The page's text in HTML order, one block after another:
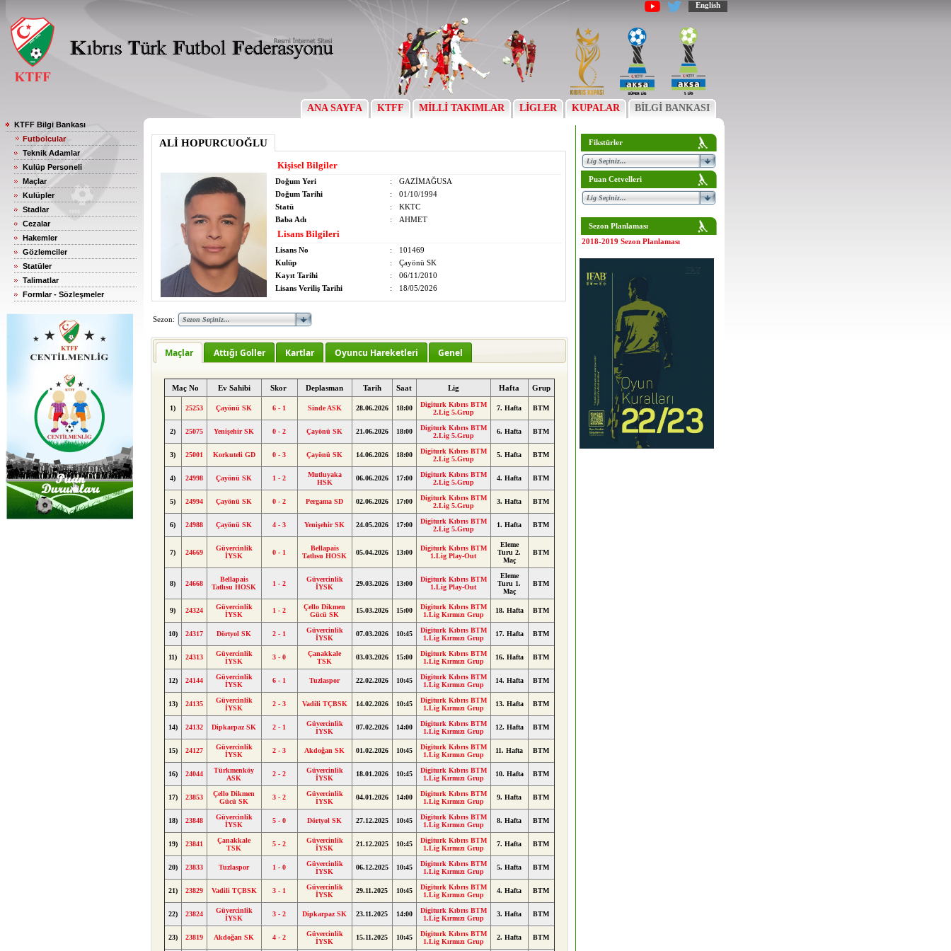
English
ANA SAYFA KTFF MİLLİ TAKIMLAR LİGLER KUPALAR BİLGİ BANKASI
KTFF Bilgi Bankası
Futbolcular
Teknik Adamlar
Kulüp Personeli
Maçlar
Kulüpler
Stadlar
Cezalar
Hakemler
Gözlemciler
Statüler
Talimatlar
Formlar - Sözleşmeler
ALİ HOPURCUOĞLU
Kişisel Bilgiler
Doğum Yeri :
GAZİMAĞUSA
Doğum Tarihi
:
01/10/1994
Statü
:
KKTC
Baba Adı
: AHMET
Lisans Bilgileri
Lisans No :
101469
Kulüp
:
Çayönü SK
Kayıt Tarihi
:
06/11/2010
Lisans Veriliş Tarihi
: 18/05/2026
Sezon:
Maçlar Attığı Goller Kartlar Oyuncu Hareketleri Genel
Maç No Ev Sahibi Skor Deplasman Tarih Saat Lig Hafta Grup
1) 25253 Çayönü SK 6 - 1 Sinde ASK 28.06.2026 18:00
Digiturk Kıbrıs BTM
2.Lig 5.Grup
7. Hafta BTM
2) 25075 Yenişehir SK 0 - 2 Çayönü SK 21.06.2026 18:00
Digiturk Kıbrıs BTM
2.Lig 5.Grup
6. Hafta BTM
3) 25001 Korkuteli GD 0 - 3 Çayönü SK 14.06.2026 18:00
Digiturk Kıbrıs BTM
2.Lig 5.Grup
5. Hafta BTM
4) 24998 Çayönü SK 1 - 2
Mutluyaka
HSK
06.06.2026 17:00
Digiturk Kıbrıs BTM
2.Lig 5.Grup
4. Hafta BTM
5) 24994 Çayönü SK 0 - 2 Pergama SD 02.06.2026 17:00
Digiturk Kıbrıs BTM
2.Lig 5.Grup
3. Hafta BTM
6) 24988 Çayönü SK 4 - 3 Yenişehir SK 24.05.2026 17:00
Digiturk Kıbrıs BTM
2.Lig 5.Grup
1. Hafta BTM
7) 24669
Güvercinlik
İYSK
0 - 1
Bellapais
Tatlısu HOSK
05.04.2026 13:00
Digiturk Kıbrıs BTM
1.Lig Play-Out
Eleme
Turu 2.
Maç
BTM
8) 24668
Bellapais
Tatlısu HOSK
1 - 2
Güvercinlik
İYSK
29.03.2026 13:00
Digiturk Kıbrıs BTM
1.Lig Play-Out
Eleme
Turu 1.
Maç
BTM
9) 24324
Güvercinlik
İYSK
1 - 2
Çello Dikmen
Gücü SK
15.03.2026 15:00
Digiturk Kıbrıs BTM
1.Lig Kırmızı Grup
18. Hafta BTM
10) 24317 Dörtyol SK 2 - 1
Güvercinlik
İYSK
07.03.2026 10:45
Digiturk Kıbrıs BTM
1.Lig Kırmızı Grup
17. Hafta BTM
11) 24313
Güvercinlik
İYSK
3 - 0
Çanakkale
TSK
03.03.2026 15:00
Digiturk Kıbrıs BTM
1.Lig Kırmızı Grup
16. Hafta BTM
12) 24144
Güvercinlik
İYSK
6 - 1 Tuzlaspor 22.02.2026 10:45
Digiturk Kıbrıs BTM
1.Lig Kırmızı Grup
14. Hafta BTM
13) 24135
Güvercinlik
İYSK
2 - 3 Vadili TÇBSK 14.02.2026 10:45
Digiturk Kıbrıs BTM
1.Lig Kırmızı Grup
13. Hafta BTM
14) 24132 Dipkarpaz SK 2 - 1
Güvercinlik
İYSK
07.02.2026 14:00
Digiturk Kıbrıs BTM
1.Lig Kırmızı Grup
12. Hafta BTM
15) 24127
Güvercinlik
İYSK
2 - 3 Akdoğan SK 01.02.2026 10:45
Digiturk Kıbrıs BTM
1.Lig Kırmızı Grup
11. Hafta BTM
16) 24044
Türkmenköy
ASK
2 - 2
Güvercinlik
İYSK
18.01.2026 10:45
Digiturk Kıbrıs BTM
1.Lig Kırmızı Grup
10. Hafta BTM
17) 23853
Çello Dikmen
Gücü SK
3 - 2
Güvercinlik
İYSK
04.01.2026 14:00
Digiturk Kıbrıs BTM
1.Lig Kırmızı Grup
9. Hafta BTM
18) 23848
Güvercinlik
İYSK
5 - 0 Dörtyol SK 27.12.2025 10:45
Digiturk Kıbrıs BTM
1.Lig Kırmızı Grup
8. Hafta BTM
19) 23841
Çanakkale
TSK
5 - 2
Güvercinlik
İYSK
21.12.2025 10:45
Digiturk Kıbrıs BTM
1.Lig Kırmızı Grup
7. Hafta BTM
20) 23833 Tuzlaspor 1 - 0
Güvercinlik
İYSK
06.12.2025 10:45
Digiturk Kıbrıs BTM
1.Lig Kırmızı Grup
5. Hafta BTM
21) 23829 Vadili TÇBSK 3 - 1
Güvercinlik
İYSK
29.11.2025 10:45
Digiturk Kıbrıs BTM
1.Lig Kırmızı Grup
4. Hafta BTM
22) 23824
Güvercinlik
İYSK
3 - 2 Dipkarpaz SK 23.11.2025 14:00
Digiturk Kıbrıs BTM
1.Lig Kırmızı Grup
3. Hafta BTM
23) 23819 Akdoğan SK 4 - 2
Güvercinlik
İYSK
15.11.2025 10:45
Digiturk Kıbrıs BTM
1.Lig Kırmızı Grup
2. Hafta BTM
Fikstürler
Puan Cetvelleri
Sezon Planlaması
2018-2019 Sezon Planlaması